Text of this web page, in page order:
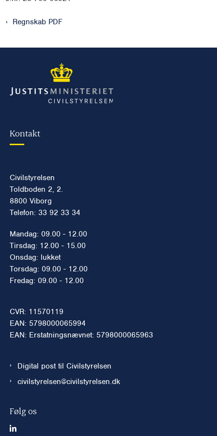
Regnskab PDF
Kontakt
Civilstyrelsen
Toldboden 2, 2.
8800 Viborg
Telefon: 33 92 33 34
Mandag: 09.00 - 12.00
Tirsdag: 12.00 - 15.00
Onsdag: lukket
Torsdag: 09.00 - 12.00
Fredag: 09.00 - 12.00
CVR: 11570119
EAN: 5798000065994
EAN: Erstatningsnævnet: 5798000065963
Digital post til Civilstyrelsen
civilstyrelsen@civilstyrelsen.dk
Følg os